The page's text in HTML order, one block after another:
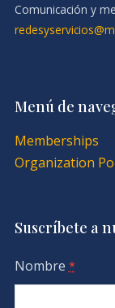
Comunicación y
Menú de
Memberships
Organization
Suscríbete a
Nombre *